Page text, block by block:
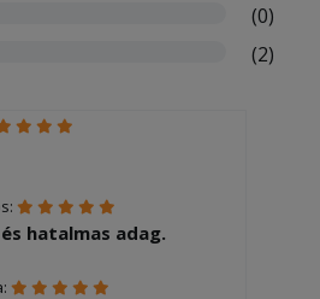
(0)
(2)
hatalmas adag.